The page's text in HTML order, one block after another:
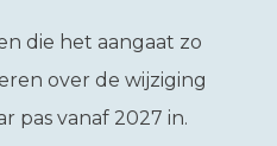
die het aangaat zo
over de wijziging
pas vanaf 2027 in.